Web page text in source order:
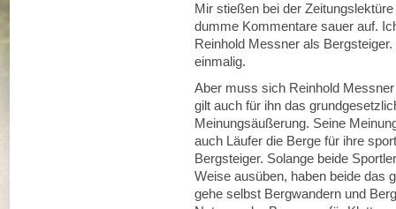
Mir stießen bei der
dumme Kommentare sauer auf.
Reinhold Messner als
einmalig.
Aber muss sich Reinhold
gilt auch für ihn das
Meinungsäußerung. Seine
auch Läufer die Berge für ihre
Bergsteiger. Solange beide
Weise ausüben, haben beide das
gehe selbst Bergwandern und